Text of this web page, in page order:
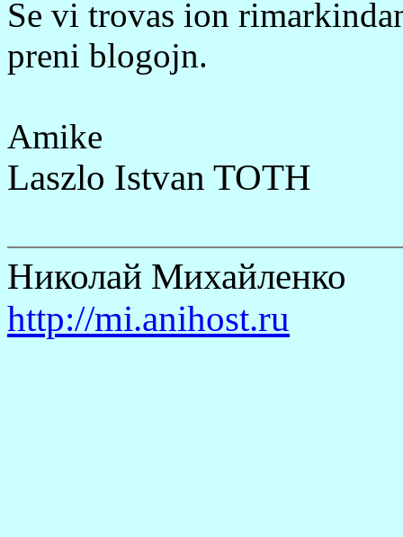
Se vi trovas ion
preni blogojn.
Amike
Laszlo Istvan TOTH
Николай Михайленко
http://mi.anihost.ru